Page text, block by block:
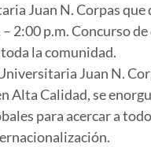
Juan N. Corpas
– 2:00 p.m. Concurso
la comunidad.
Juan N.
Alta Calidad, se
para acercar a